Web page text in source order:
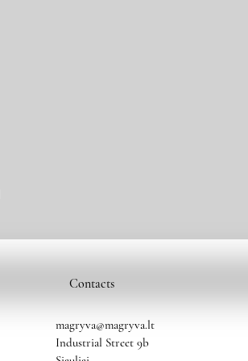
Contacts
magryva@magryva.lt
Industrial Street 9b